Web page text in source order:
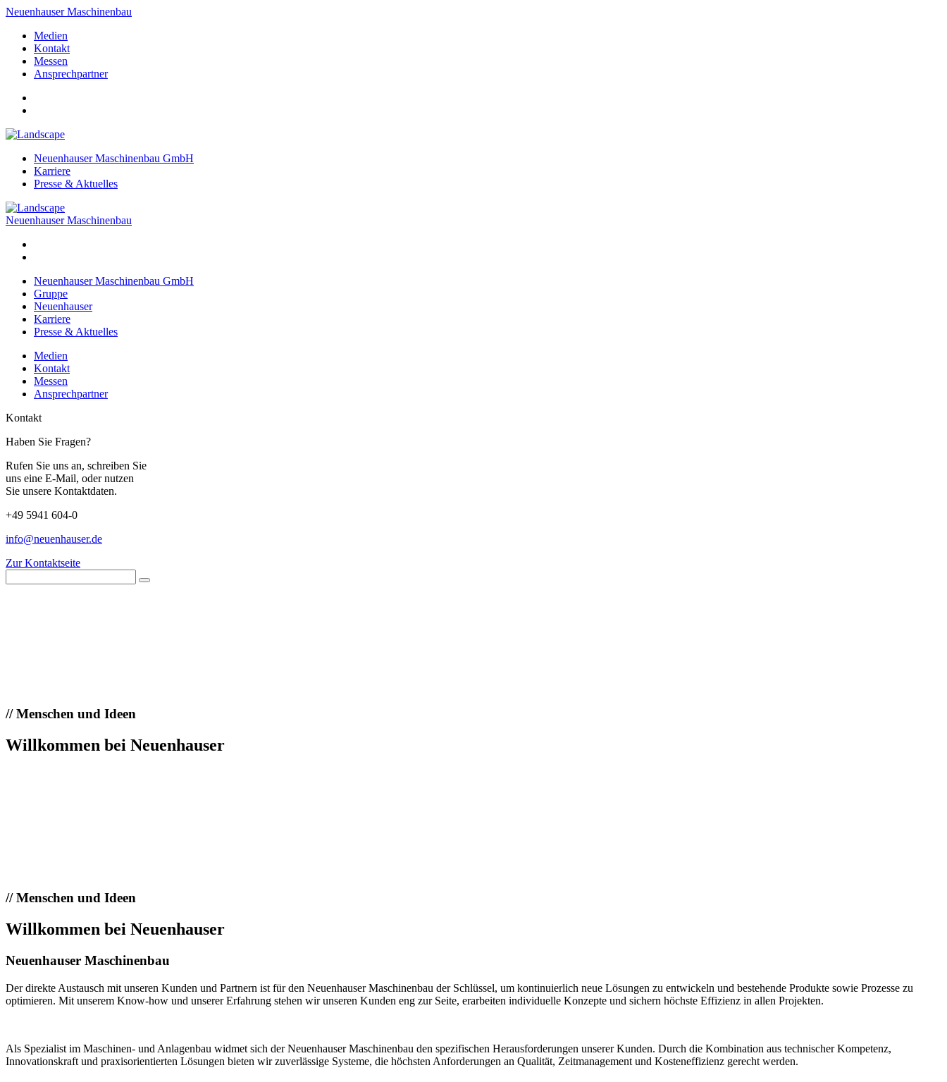
Neuenhauser Maschinenbau
Medien
Kontakt
Messen
Ansprechpartner
Neuenhauser Maschinenbau GmbH
Karriere
Presse & Aktuelles
Neuenhauser Maschinenbau
Neuenhauser Maschinenbau GmbH
Gruppe
Neuenhauser
Karriere
Presse & Aktuelles
Medien
Kontakt
Messen
Ansprechpartner
Kontakt
Haben Sie Fragen?
Rufen Sie uns an, schreiben Sie
uns eine E-Mail, oder nutzen
Sie unsere Kontaktdaten.
+49 5941 604-0
info@neuenhauser.de
Zur Kontaktseite
//Menschen und Ideen
Willkommen bei Neuenhauser
//Menschen und Ideen
Willkommen bei Neuenhauser
Neuenhauser Maschinenbau
Der direkte Austausch mit unseren Kunden und Partnern ist für den Neuenhauser Maschinenbau der Schlüssel, um kontinuierlich neue Lösungen zu entwickeln und bestehende Produkte sowie Prozesse zu
optimieren. Mit unserem Know-how und unserer Erfahrung stehen wir unseren Kunden eng zur Seite, erarbeiten individuelle Konzepte und sichern höchste Effizienz in allen Projekten.
Als Spezialist im Maschinen- und Anlagenbau widmet sich der Neuenhauser Maschinenbau den spezifischen Herausforderungen unserer Kunden. Durch die Kombination aus technischer Kompetenz,
Innovationskraft und praxisorientierten Lösungen bieten wir zuverlässige Systeme, die höchsten Anforderungen an Qualität, Zeitmanagement und Kosteneffizienz gerecht werden.